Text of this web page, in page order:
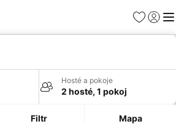
Oblíbené
Hosté a pokoje
2 hosté, 1 pokoj
Filtr Mapa